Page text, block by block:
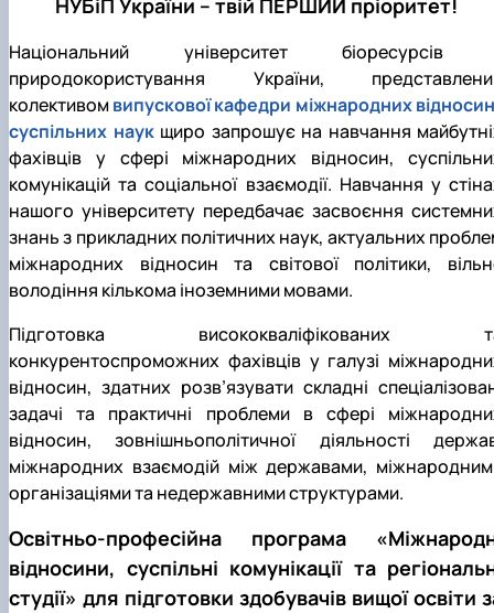
НУБіП України – твій ПЕРШИЙ пріоритет!
Національний університет біоресурсів
природокористування України,
колективомвипускової кафедри міжнародних відносин
суспільних наукщиро запрошує на навчання
фахівців у сфері міжнародних відносин,
комунікацій та соціальної взаємодії. Навчання у
нашого університету передбачає засвоєння
знань з прикладних політичних наук, актуальних
міжнародних відносин та світової політики,
володіння кількома іноземними мовами.
Підготовка висококваліфікованих
конкурентоспроможних фахівців у галузі
відносин, здатних розв’язувати складні
задачі та практичні проблеми в сфері
відносин, зовнішньополітичної діяльності
міжнародних взаємодій між державами,
організаціями та недержавними структурами.
Освітньо-професійна програма
відносини, суспільні комунікації та
студії» для підготовки здобувачів вищої освіти